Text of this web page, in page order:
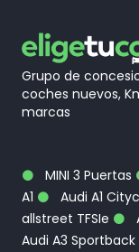
Grupo de
coches nuevos,
marcas
MINI 3 Puertas
A1
Audi A1
allstreet TFSIe
Audi A3 Sportback